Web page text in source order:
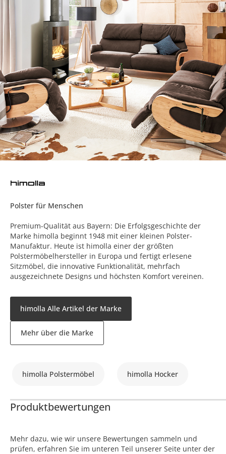
Polster für Menschen
Premium-Qualität aus Bayern: Die Erfolgsgeschichte der
Marke himolla beginnt 1948 mit einer kleinen Polster-
Manufaktur. Heute ist himolla einer der größten
Polstermöbelhersteller in Europa und fertigt erlesene
Sitzmöbel, die innovative Funktionalität, mehrfach
ausgezeichnete Designs und höchsten Komfort vereinen.
himolla Alle Artikel der Marke
Mehr über die Marke
himolla Polstermöbel himolla Hocker
Produktbewertungen
Mehr dazu, wie wir unsere Bewertungen sammeln und
prüfen, erfahren Sie im unteren Teil unserer Seite unter der